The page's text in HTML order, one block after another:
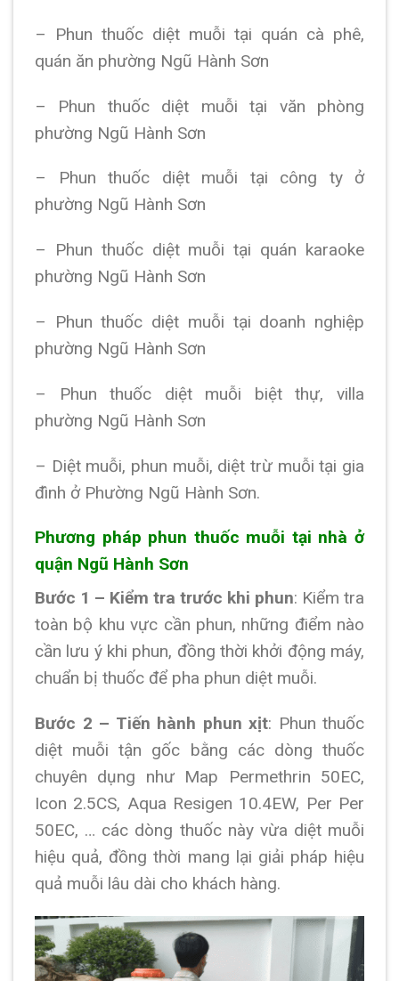
– Phun thuốc diệt muỗi tại quán cà phê,
quán ăn phường Ngũ Hành Sơn
– Phun thuốc diệt muỗi tại văn phòng
phường Ngũ Hành Sơn
– Phun thuốc diệt muỗi tại công ty ở
phường Ngũ Hành Sơn
– Phun thuốc diệt muỗi tại quán karaoke
phường Ngũ Hành Sơn
– Phun thuốc diệt muỗi tại doanh nghiệp
phường Ngũ Hành Sơn
– Phun thuốc diệt muỗi biệt thự, villa
phường Ngũ Hành Sơn
– Diệt muỗi, phun muỗi, diệt trừ muỗi tại gia
đình ở Phường Ngũ Hành Sơn.
Phương pháp phun thuốc muỗi tại nhà ở
quận Ngũ Hành Sơn
Bước 1 – Kiểm tra trước khi phun: Kiểm tra
toàn bộ khu vực cần phun, những điểm nào
cần lưu ý khi phun, đồng thời khởi động máy,
chuẩn bị thuốc để pha phun diệt muỗi.
Bước 2 – Tiến hành phun xịt: Phun thuốc
diệt muỗi tận gốc bằng các dòng thuốc
chuyên dụng như Map Permethrin 50EC,
Icon 2.5CS, Aqua Resigen 10.4EW, Per Per
50EC, … các dòng thuốc này vừa diệt muỗi
hiệu quả, đồng thời mang lại giải pháp hiệu
quả muỗi lâu dài cho khách hàng.